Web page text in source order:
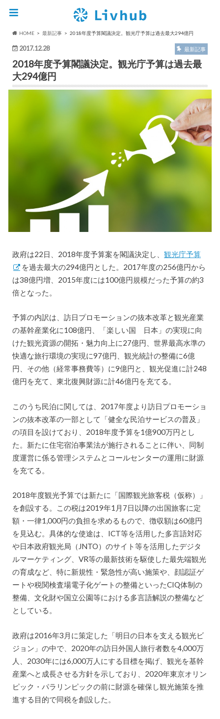
HOME 最新記事 2018年度予算閣議決定。観光庁予算は過去最大294億円
2017.12.28 最新記事
2018年度予算閣議決定。観光庁予算は過去最
大294億円
政府は22日、2018年度予算案を閣議決定し、 観光庁予算
を過去最大の294億円とした。2017年度の256億円から
は38億円増、2015年度には100億円規模だった予算の約3
倍となった。
予算の内訳は、訪日プロモーションの抜本改革と観光産業
の基幹産業化に108億円、「楽しい国 日本」の実現に向
けた観光資源の開拓・魅力向上に27億円、世界最高水準の
快適な旅行環境の実現に97億円、観光統計の整備に6億
円、その他（経常事務費等）に9億円と、観光促進に計248
億円を充て、東北復興財源に計46億円を充てる。
このうち民泊に関しては、2017年度より訪日プロモーショ
ンの抜本改革の一部として「健全な民泊サービスの普及」
の項目を設けており、2018年度予算を1億900万円とし
た。新たに住宅宿泊事業法が施行されることに伴い、同制
度運営に係る管理システムとコールセンターの運用に財源
を充てる。
2018年度観光予算では新たに「国際観光旅客税（仮称）」
を創設する。この税は2019年1月7日以降の出国旅客に定
額・一律1,000円の負担を求めるもので、徴収額は60億円
を見込む。具体的な使途は、ICT等を活用した多言語対応
や日本政府観光局（JNTO）のサイト等を活用したデジタ
ルマーケティング、VR等の最新技術を駆使した最先端観光
の育成など、特に新規性・緊急性が高い施策や、顔認証ゲ
ートや税関検査場電子化ゲートの整備といったCIQ体制の
整備、文化財や国立公園等における多言語解説の整備など
としている。
政府は2016年3月に策定した「明日の日本を支える観光ビ
ジョン」の中で、2020年の訪日外国人旅行者数を4,000万
人、2030年には6,000万人にする目標を掲げ、観光を基幹
産業へと成長させる方針を示しており、2020年東京オリン
ピック・パラリンピックの前に財源を確保し観光施策を推
進する目的で同税を創設した。